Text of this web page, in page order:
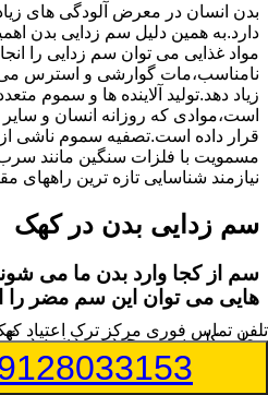
بدن انسان در معرض آلودگی های
دارد.به همین دلیل سم زدایی بدن
مواد غذایی می توان سم زدایی را
نامناسب،مات گوارشی و استرس می
زیاد دهد.تولید آلاینده ها و سموم
است،موادی که روزانه انسان و
قرار داده است.تصفیه سموم ناشی
مسمویت با فلزات سنگین مانند
نیازمند شناسایی تازه ترین راههای
سم زدایی بدن در کهک
سم از کجا وارد بدن ما می
هایی می توان این سم مضر را
بطور کلی سم موجود در بدن به دو
شوند.بخش بزرگی از این سموم مثل
گیاهی و آفت کش ها،فلزات سنگین
تلفن تماس فوری مرکز ترک اعتیاد